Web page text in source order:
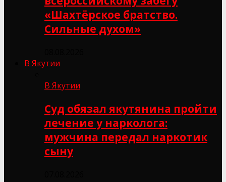
«Шахтёрское братство.
Сильные духом»
В Якутии
В Якутии
Суд обязал якутянина пройти
лечение у нарколога:
мужчина передал наркотик
сыну